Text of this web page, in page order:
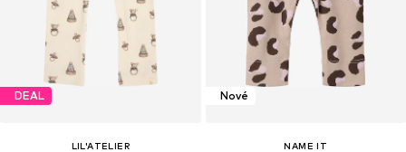
DEAL
LIL'ATELIER
Nové
NAME IT